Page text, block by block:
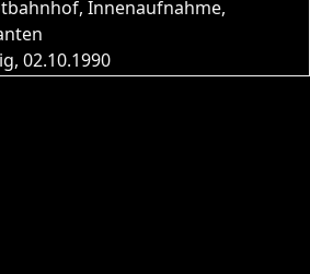
Innenaufnahme,
02.10.1990